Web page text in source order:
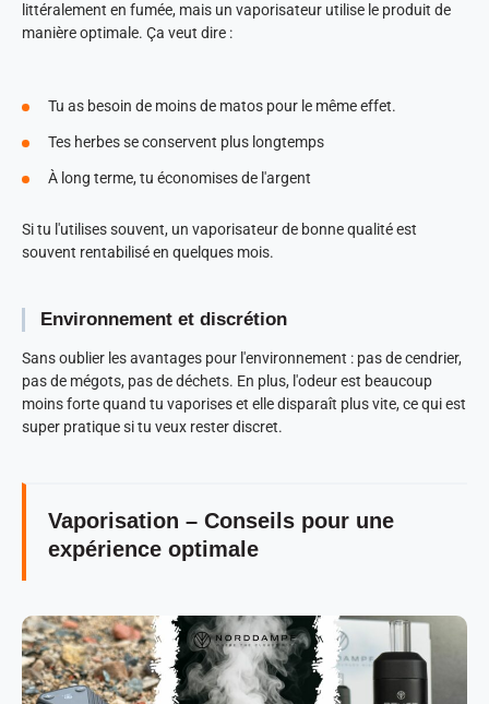
littéralement en fumée, mais un vaporisateur utilise le produit de
manière optimale. Ça veut dire :
Tu as besoin de moins de matos pour le même effet.
Tes herbes se conservent plus longtemps
À long terme, tu économises de l'argent
Si tu l'utilises souvent, un vaporisateur de bonne qualité est
souvent rentabilisé en quelques mois.
Environnement et discrétion
Sans oublier les avantages pour l'environnement : pas de cendrier,
pas de mégots, pas de déchets. En plus, l'odeur est beaucoup
moins forte quand tu vaporises et elle disparaît plus vite, ce qui est
super pratique si tu veux rester discret.
Vaporisation – Conseils pour une
expérience optimale